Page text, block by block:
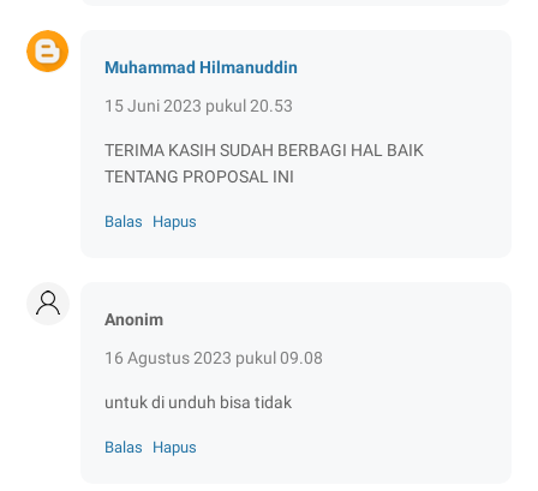
Muhammad Hilmanuddin
15 Juni 2023 pukul 20.53
TERIMA KASIH SUDAH BERBAGI HAL BAIK
TENTANG PROPOSAL INI
Balas Hapus
Anonim
16 Agustus 2023 pukul 09.08
untuk di unduh bisa tidak
Balas Hapus